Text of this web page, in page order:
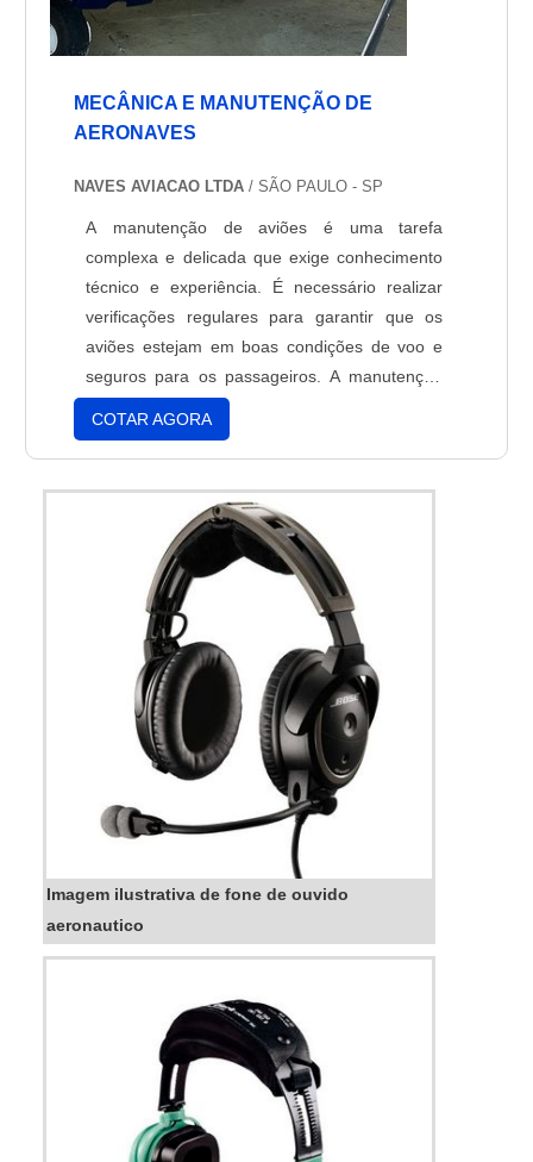
MECÂNICA E MANUTENÇÃO DE
AERONAVES
NAVES AVIACAO LTDA/ SÃO PAULO - SP
A manutenção de aviões é uma tarefa
complexa e delicada que exige conhecimento
técnico e experiência. É necessário realizar
verificações regulares para garantir que os
aviões estejam em boas condições de voo e
seguros para os passageiros. A manutenção
de aviões envolve a verificação de todos os
sistemas, a substituição de peças desgastadas
e a realização de testes para garantir que os
aviões estejam em conformidade com os
padrões de segurança. A manutenção de
aviões é essencial para garantir a segurança
dos passageiros e a integridade dos aviões.
COTAR AGORA
Imagem ilustrativa de fone de ouvido
aeronautico